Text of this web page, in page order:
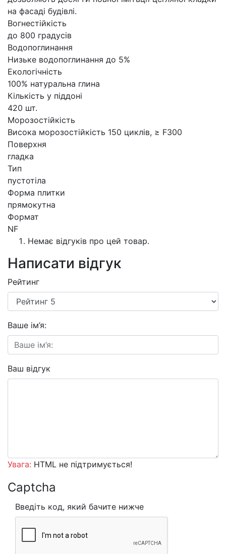
на фасаді будівлі.
Вогнестійкість
до 800 градусів
Водопоглинання
Низьке водопоглинання до 5%
Екологічність
100% натуральна глина
Кількість у піддоні
420 шт.
Морозостійкість
Висока морозостійкість 150 циклів, ≥ F300
Поверхня
гладка
Тип
пустотіла
Форма плитки
прямокутна
Формат
NF
Немає відгуків про цей товар.
Написати відгук
Рейтинг
Ваше ім’я:
Ваш відгук
Увага: HTML не підтримується!
Captcha
Введіть код, який бачите нижче